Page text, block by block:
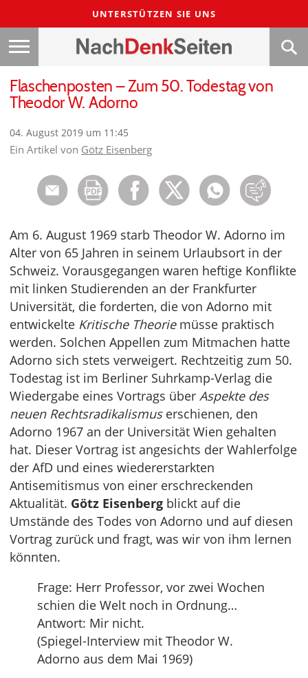
UNTERSTÜTZEN SIE UNS
Flaschenposten – Zum 50. Todestag von
Theodor W. Adorno
04. August 2019 um 11:45
Ein Artikel von Götz Eisenberg
Am 6. August 1969 starb Theodor W. Adorno im
Alter von 65 Jahren in seinem Urlaubsort in der
Schweiz. Vorausgegangen waren heftige Konflikte
mit linken Studierenden an der Frankfurter
Universität, die forderten, die von Adorno mit
entwickelte Kritische Theoriemüsse praktisch
werden. Solchen Appellen zum Mitmachen hatte
Adorno sich stets verweigert. Rechtzeitig zum 50.
Todestag ist im Berliner Suhrkamp-Verlag die
Wiedergabe eines Vortrags über Aspekte des
neuen Rechtsradikalismuserschienen, den
Adorno 1967 an der Universität Wien gehalten
hat. Dieser Vortrag ist angesichts der Wahlerfolge
der AfD und eines wiedererstarkten
Antisemitismus von einer erschreckenden
Aktualität. Götz Eisenberg blickt auf die
Umstände des Todes von Adorno und auf diesen
Vortrag zurück und fragt, was wir von ihm lernen
könnten.
Frage: Herr Professor, vor zwei Wochen
schien die Welt noch in Ordnung…
Antwort: Mir nicht.
(Spiegel-Interview mit Theodor W.
Adorno aus dem Mai 1969)